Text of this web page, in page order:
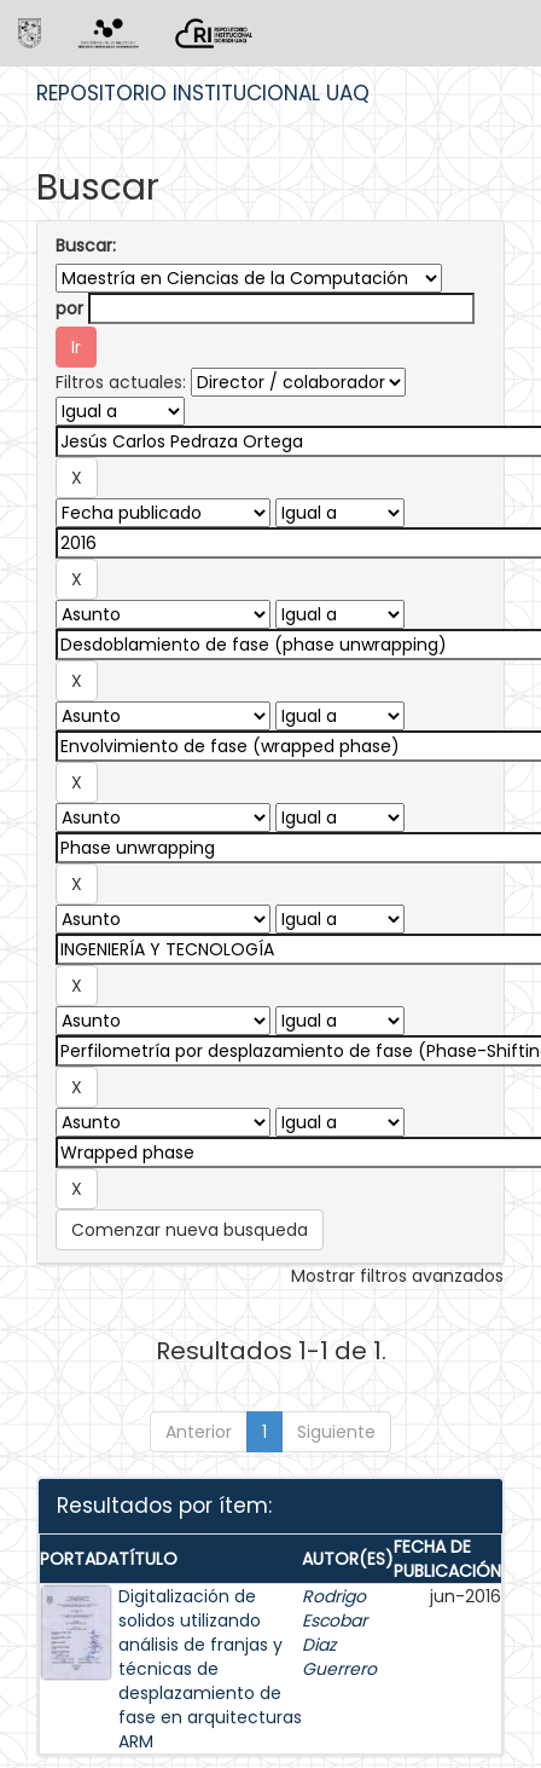
REPOSITORIO INSTITUCIONAL UAQ
Buscar
Buscar:
por
Filtros actuales:
Comenzar nueva busqueda
Mostrar filtros avanzados
Resultados 1-1 de 1.
Anterior 1 Siguiente
Resultados por ítem:
PORTADATÍTULO AUTOR(ES)FECHA DE
PUBLICACIÓN
Digitalización de
solidos utilizando
análisis de franjas y
técnicas de
desplazamiento de
fase en arquitecturas
ARM
Rodrigo
Escobar
Diaz
Guerrero
jun-2016